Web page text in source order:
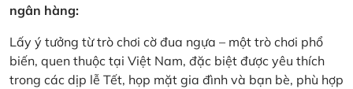
ngân hàng:
Lấy ý tưởng từ trò chơi cờ đua ngựa – một trò chơi phổ
biến, quen thuộc tại Việt Nam, đặc biệt được yêu thích
trong các dịp lễ Tết, họp mặt gia đình và bạn bè, phù hợp